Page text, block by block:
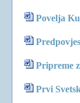
Povelja
Pripreme
Prvi